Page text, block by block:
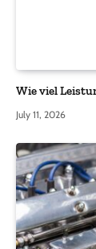
Wie viel
July 11, 2026